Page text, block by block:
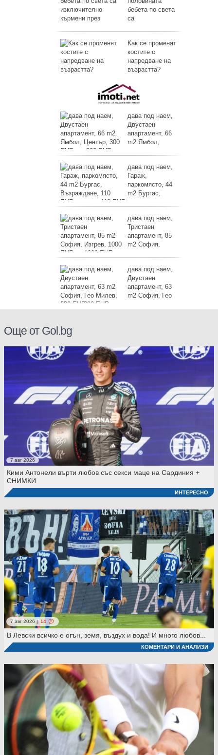
бебета по света
са
Как се променят
костите с
напредване на
възрастта?
дава под наем,
Двустаен
апартамент, 66
m2 Ямбол,
Център, 300 EUR
дава под наем,
Гараж,
паркомясто, 44
m2 Бургас,
Възраждане, 110 EUR
дава под наем,
Тристаен
апартамент, 85
m2 София,
Изгрев, 1000 EUR
дава под наем,
Двустаен
апартамент, 63
m2 София, Гео
Милев, 630 EUR
Още от Gol.bg
7 авг 2026
Кими Антонели върти любов със секси маце на Сардиния +
СНИМКИ
ИНТЕРЕСНО
7 авг 2026 | 14
В Левски всичко е огън, земя, въздух и вода! И много любов...
КОМЕНТАРИ И АНАЛИЗИ